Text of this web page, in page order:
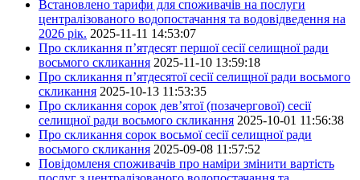
Встановлено тарифи для споживачів на послуги
централізованого водопостачання та водовідведення на
2026 рік. 2025-11-11 14:53:07
Про скликання п’ятдесят першої сесії селищної ради
восьмого скликання 2025-11-10 13:59:18
Про скликання п’ятдесятої сесії селищної ради восьмого
скликання 2025-10-13 11:53:35
Про скликання сорок дев’ятої (позачергової) сесії
селищної ради восьмого скликання 2025-10-01 11:56:38
Про скликання сорок восьмої сесії селищної ради
восьмого скликання 2025-09-08 11:57:52
Повідомленя споживачів про наміри змінити вартість